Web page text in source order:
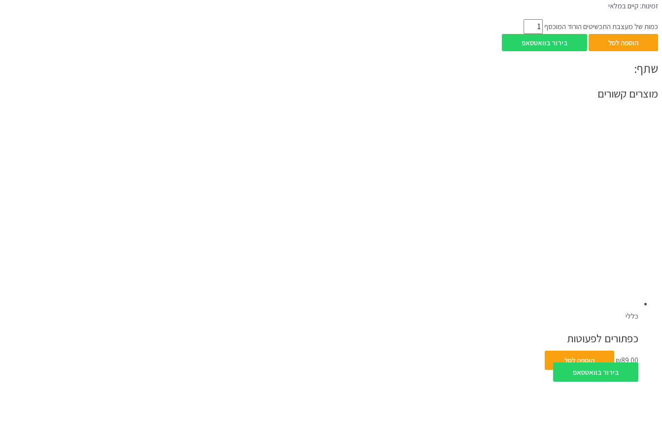
זמינות: קיים במלאי
כמות של מעצבת התכשיטים הורוד המוכסף
הוספה לסל
בירור בוואטסאפ
שתף:
מוצרים קשורים
כללי
כפתורים לפעוטות
₪89.00
הוספה לסל
בירור בוואטסאפ